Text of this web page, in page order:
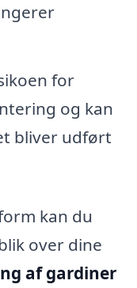
for
og kan
bliver udført
kan du
over dine
af gardiner